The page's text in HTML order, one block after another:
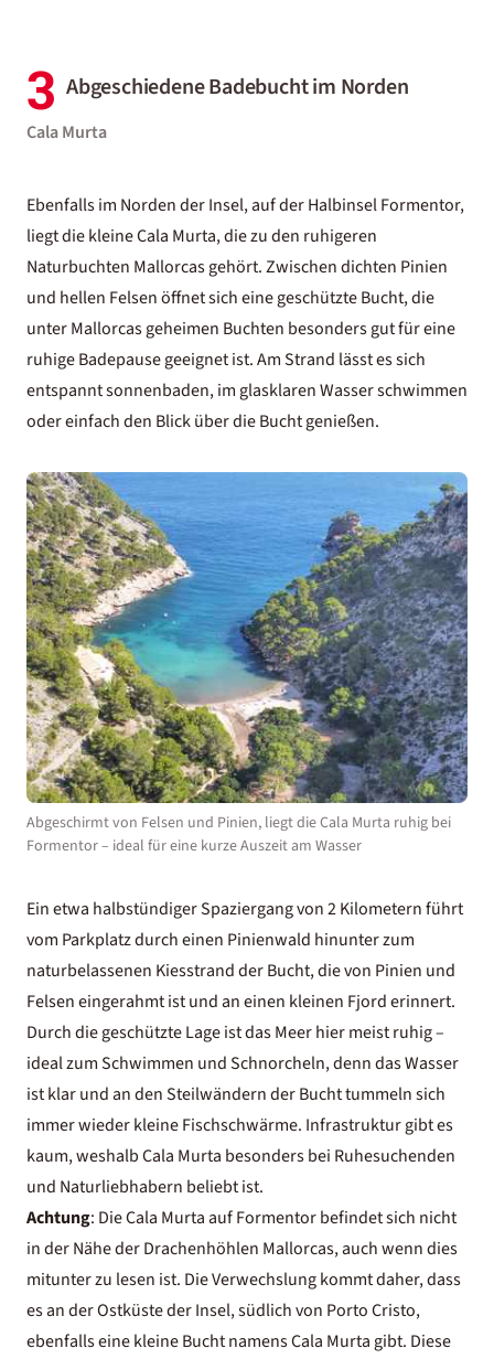
3 Abgeschiedene Badebucht im Norden
Cala Murta
Ebenfalls im Norden der Insel, auf der Halbinsel Formentor,
liegt die kleine Cala Murta, die zu den ruhigeren
Naturbuchten Mallorcas gehört. Zwischen dichten Pinien
und hellen Felsen öffnet sich eine geschützte Bucht, die
unter Mallorcas geheimen Buchten besonders gut für eine
ruhige Badepause geeignet ist. Am Strand lässt es sich
entspannt sonnenbaden, im glasklaren Wasser schwimmen
oder einfach den Blick über die Bucht genießen.
Abgeschirmt von Felsen und Pinien, liegt die Cala Murta ruhig bei
Formentor – ideal für eine kurze Auszeit am Wasser
Ein etwa halbstündiger Spaziergang von 2 Kilometern führt
vom Parkplatz durch einen Pinienwald hinunter zum
naturbelassenen Kiesstrand der Bucht, die von Pinien und
Felsen eingerahmt ist und an einen kleinen Fjord erinnert.
Durch die geschützte Lage ist das Meer hier meist ruhig –
ideal zum Schwimmen und Schnorcheln, denn das Wasser
ist klar und an den Steilwändern der Bucht tummeln sich
immer wieder kleine Fischschwärme. Infrastruktur gibt es
kaum, weshalb Cala Murta besonders bei Ruhesuchenden
und Naturliebhabern beliebt ist.
Achtung: Die Cala Murta auf Formentor befindet sich nicht
in der Nähe derDrachenhöhlen Mallorcas, auch wenn dies
mitunter zu lesen ist. Die Verwechslung kommt daher, dass
es an der Ostküste der Insel, südlich von Porto Cristo,
ebenfalls eine kleine Bucht namens Cala Murta gibt. Diese